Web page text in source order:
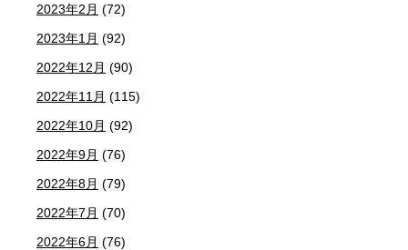
2023年2月 (72)
2023年1月 (92)
2022年12月 (90)
2022年11月 (115)
2022年10月 (92)
2022年9月 (76)
2022年8月 (79)
2022年7月 (70)
2022年6月 (76)